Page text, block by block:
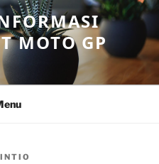
MOTO GP